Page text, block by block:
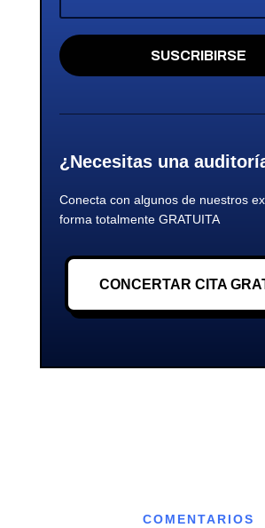
SUSCRIBIRSE
¿Necesitas una
Conecta con algunos de nuestros
forma totalmente GRATUITA
CONCERTAR CITA
COMENTARIOS